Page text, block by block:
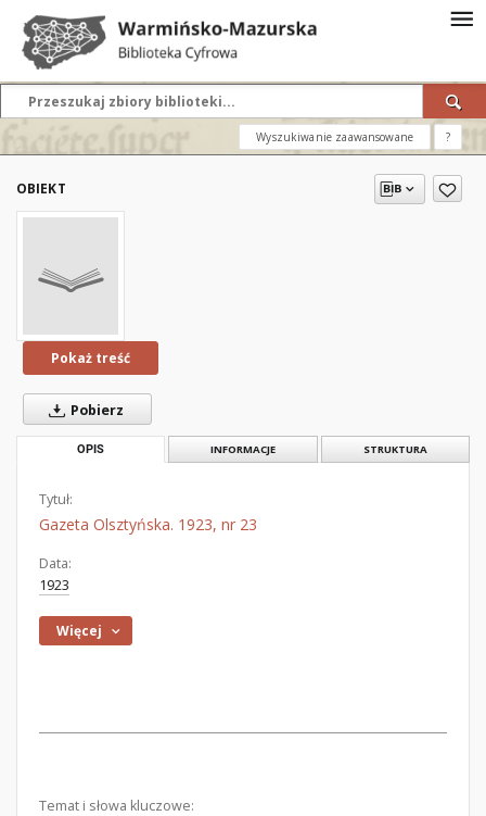
Wyszukiwanie zaawansowane ?
OBIEKT
Pokaż treść
Pobierz
OPIS INFORMACJE STRUKTURA
Tytuł:
Gazeta Olsztyńska. 1923, nr 23
Data:
1923
Więcej
Temat i słowa kluczowe: